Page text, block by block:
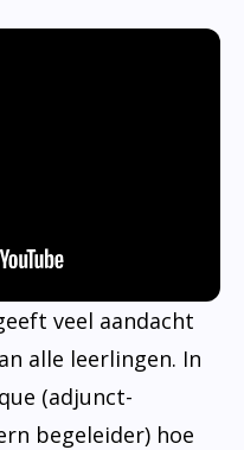
veel aandacht
alle leerlingen. In
(adjunct-
begeleider) hoe